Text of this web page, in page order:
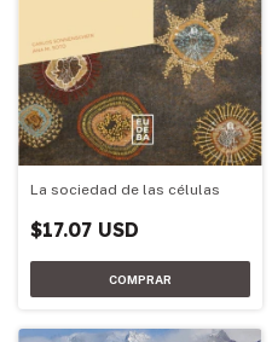
La sociedad de las células
$17.07 USD